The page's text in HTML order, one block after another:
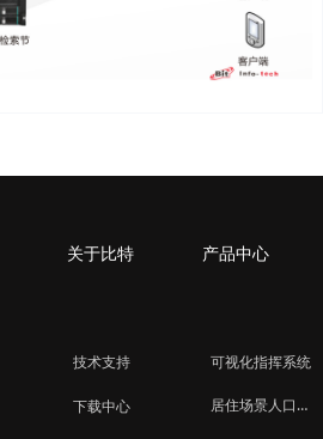
技术支持
下载中心
关于比特
可视化指挥系统
居住场景人口管理
产品中心